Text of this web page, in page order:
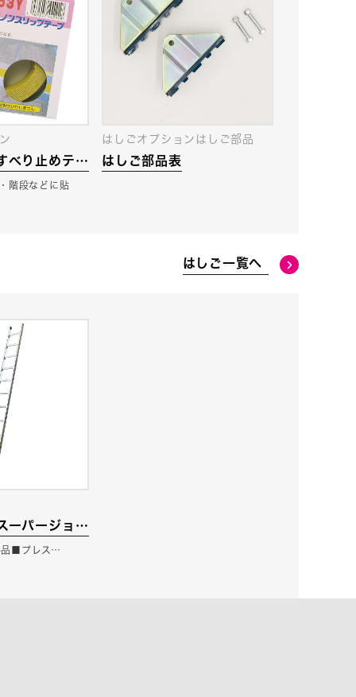
り止めテー
階段などに貼
はしご部品表
はしごオプションはしご部品
はしご一覧へ
パージョ
■プレス…